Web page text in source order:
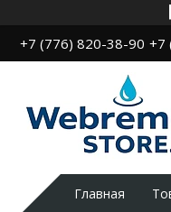
+7 (776) 820-38-90 +7
Главная